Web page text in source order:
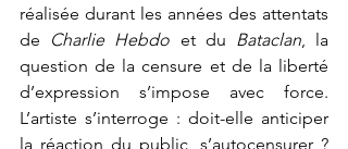
réalisée durant les années des attentats
de Charlie Hebdo et du Bataclan, la
question de la censure et de la liberté
d’expression s’impose avec force.
L’artiste s’interroge : doit-elle anticiper
la réaction du public, s’autocensurer ?